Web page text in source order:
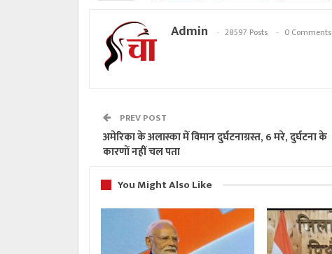
Admin 28597 Posts 0 Comments
PREV POST
अमेरिका के अलास्का में विमान दुर्घटनाग्रस्त, 6 मरे, दुर्घटना के
कारणों नहीं चल पता
You Might Also Like